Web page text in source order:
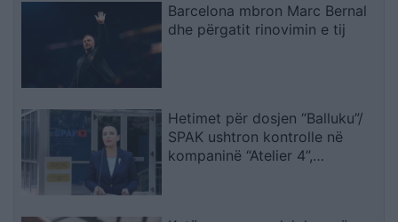
Barcelona mbron Marc Bernal
dhe përgatit rinovimin e tij
Hetimet për dosjen “Balluku”/
SPAK ushtron kontrolle në
kompaninë “Atelier 4”,